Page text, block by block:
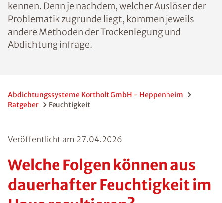
Feuchtigkeitsprobleme zu kennen. Denn je
nachdem, welcher Auslöser der
Problematik zugrunde liegt, kommen
jeweils andere Methoden der
Abdichtungssysteme Kortholt GmbH -
Veröffentlicht am27.04.2026
Welche Folgen können